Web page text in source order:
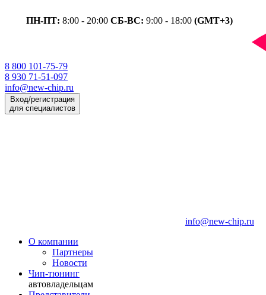
ПН-ПТ: 8:00 - 20:00 СБ-ВС: 9:00 - 18:00 (GMT+3)
8 800 101-75-79
8 930 71-51-097
info@new-chip.ru
Вход/регистрация
для специалистов
info@new-chip.ru
О компании
Партнеры
Новости
Чип-тюнинг
автовладельцам